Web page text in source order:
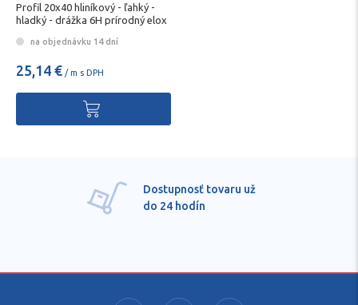
Profil 20x40 hliníkový - ľahký -
hladký - drážka 6H prírodný elox
na objednávku 14 dní
25,14 € / m s DPH
Dostupnosť tovaru už
do 24 hodín